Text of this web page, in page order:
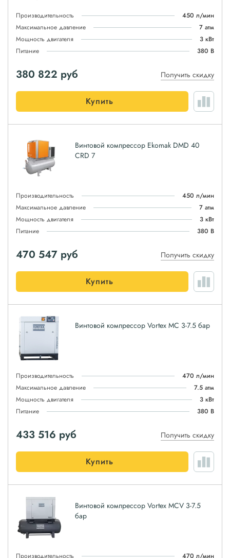
Производительность
450 л/мин
Максимальное давление
7 атм
Мощность двигателя
3 кВт
Питание
380 В
380 822 руб Получить скидку
Купить
Винтовой компрессор Ekomak DMD 40
CRD 7
Производительность
450 л/мин
Максимальное давление
7 атм
Мощность двигателя
3 кВт
Питание
380 В
470 547 руб Получить скидку
Купить
Винтовой компрессор Vortex MC 3-7.5 бар
Производительность
470 л/мин
Максимальное давление
7.5 атм
Мощность двигателя
3 кВт
Питание
380 В
433 516 руб Получить скидку
Купить
Винтовой компрессор Vortex MCV 3-7.5
бар
Производительность 470 л/мин